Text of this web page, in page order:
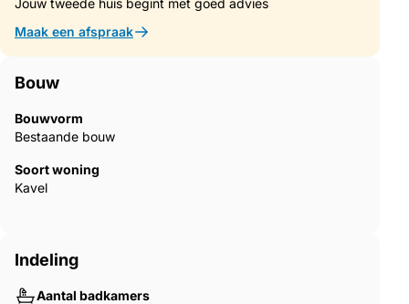
Jouw tweede huis begint met goed advies
Maak een afspraak
Bouw
Bouwvorm
Bestaande bouw
Soort woning
Kavel
Indeling
Aantal badkamers